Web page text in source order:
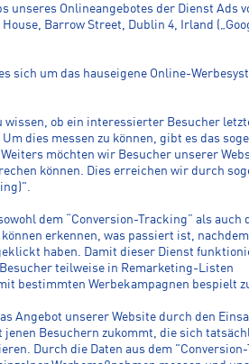
unseres Onlineangebotes der Dienst Ads
Barrow Street, Dublin 4, Irland
sich um das hauseigene Online-
wissen, ob ein interessierter Besucher
dies messen zu können, gibt es das
möchten wir Besucher unserer
können. Dies erreichen wir durch
dem “Conversion-Tracking” als auch
erkennen, was passiert ist, nachdem
haben. Damit dieser Dienst
teilweise in Remarketing-Listen
bestimmten Werbekampagnen bespielt
Angebot unserer Website durch den
jenen Besuchern zukommt, die sich
Durch die Daten aus dem